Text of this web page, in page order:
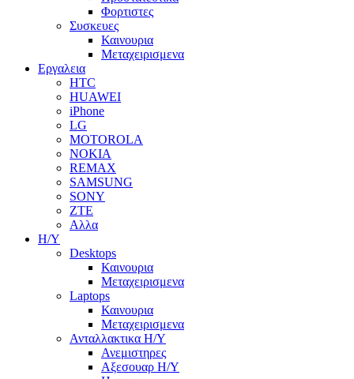
Φορτιστες
Συσκευες
Καινουρια
Μεταχειρισμενα
Εργαλεια
HTC
HUAWEI
iPhone
LG
MOTOROLA
NOKIA
REMAX
SAMSUNG
SONY
ZTE
Αλλα
Η/Υ
Desktops
Καινουρια
Μεταχειρισμενα
Laptops
Καινουρια
Μεταχειρισμενα
Ανταλλακτικα H/Y
Ανεμιστηρες
Αξεσουαρ Η/Υ